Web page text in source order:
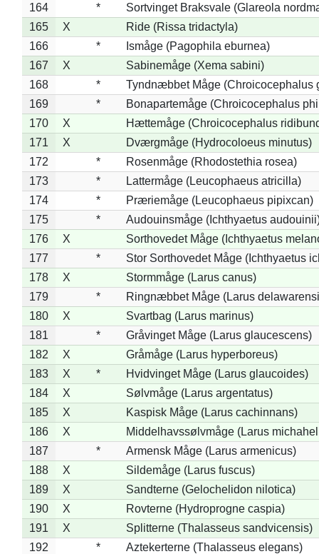
164
*
Sortvinget Braksvale (Glareola
165
X
Ride (Rissa tridactyla)
166
*
Ismåge (Pagophila eburnea)
167
X
Sabinemåge (Xema sabini)
168
*
Tyndnæbbet Måge (Chroicocephalus
169
*
Bonapartemåge (Chroicocephalus
170
X
Hættemåge (Chroicocephalus
171
X
Dværgmåge (Hydrocoloeus minutus)
172
*
Rosenmåge (Rhodostethia rosea)
173
*
Lattermåge (Leucophaeus atricilla)
174
*
Præriemåge (Leucophaeus pipixcan)
175
*
Audouinsmåge (Ichthyaetus
176
X
Sorthovedet Måge (Ichthyaetus
177
*
Stor Sorthovedet Måge (Ichthyaetus
178
X
Stormmåge (Larus canus)
179
*
Ringnæbbet Måge (Larus
180
X
Svartbag (Larus marinus)
181
*
Gråvinget Måge (Larus glaucescens)
182
X
Gråmåge (Larus hyperboreus)
183
X *
Hvidvinget Måge (Larus glaucoides)
184
X
Sølvmåge (Larus argentatus)
185
X
Kaspisk Måge (Larus cachinnans)
186
X
Middelhavssølvmåge (Larus
187
*
Armensk Måge (Larus armenicus)
188
X
Sildemåge (Larus fuscus)
189
X
Sandterne (Gelochelidon nilotica)
190
X
Rovterne (Hydroprogne caspia)
191
X
Splitterne (Thalasseus sandvicensis)
192
*
Aztekerterne (Thalasseus elegans)